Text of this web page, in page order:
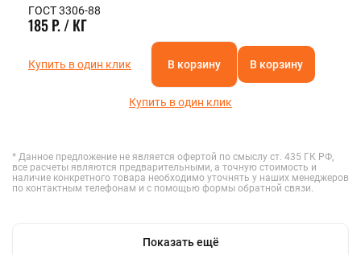
ГОСТ 3306-88
185 Р. / КГ
Купить в один клик В корзину В корзину
Купить в один клик
* Данное предложение не является офертой по смыслу ст. 435 ГК РФ,
все расчеты являются предварительными, а точную стоимость и
наличие конкретного товара необходимо уточнять у наших менеджеров
по контактным телефонам и с помощью формы обратной связи.
Показать ещё